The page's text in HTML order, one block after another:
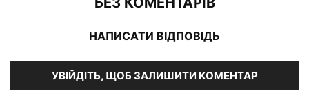
НАПИСАТИ ВІДПОВІДЬ
УВІЙДІТЬ, ЩОБ ЗАЛИШИТИ КОМЕНТАР